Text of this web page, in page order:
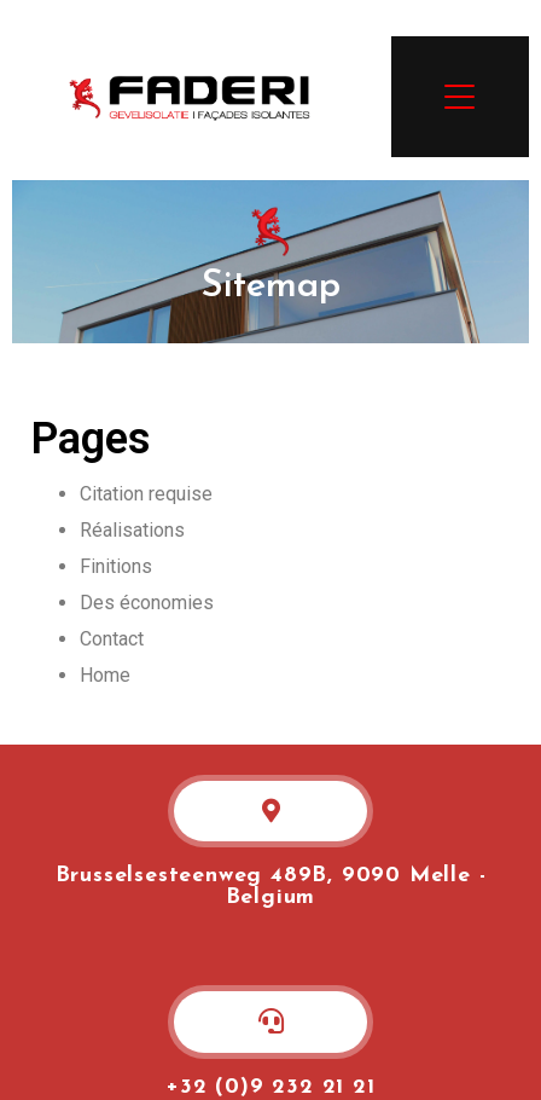
Sitemap
Pages
Citation requise
Réalisations
Finitions
Des économies
Contact
Home
Brusselsesteenweg 489B, 9090 Melle -
Belgium
+32 (0)9 232 21 21